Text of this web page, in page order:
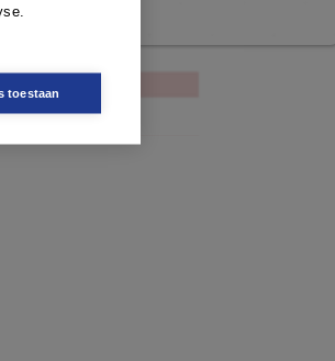
toestaan